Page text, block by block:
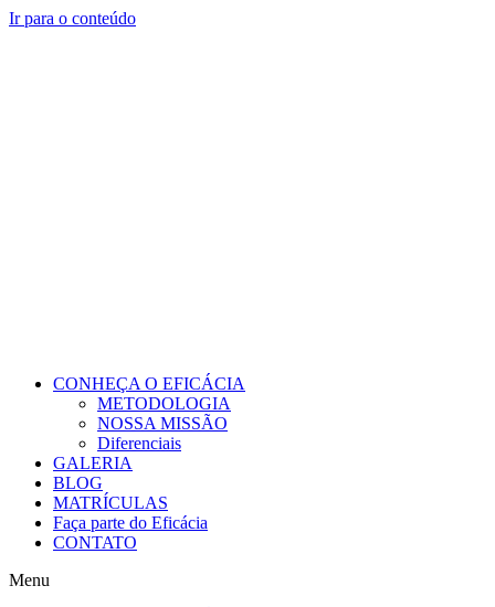
Ir para o conteúdo
CONHEÇA O EFICÁCIA
METODOLOGIA
NOSSA MISSÃO
Diferenciais
GALERIA
BLOG
MATRÍCULAS
Faça parte do Eficácia
CONTATO
Menu